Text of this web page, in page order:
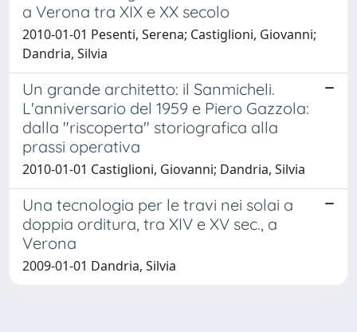
a Verona tra XIX e XX secolo
2010-01-01 Pesenti, Serena; Castiglioni, Giovanni;
Dandria, Silvia
Un grande architetto: il Sanmicheli.
L'anniversario del 1959 e Piero Gazzola:
dalla "riscoperta" storiografica alla
prassi operativa
2010-01-01 Castiglioni, Giovanni; Dandria, Silvia
Una tecnologia per le travi nei solai a
doppia orditura, tra XIV e XV sec., a
Verona
2009-01-01 Dandria, Silvia